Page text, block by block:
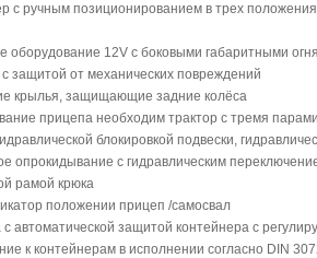
с ручным позиционированием в трех
оборудование 12V с боковыми габаритными
защитой от механических повреждений
крылья, защищающие задние колёса
прицепа необходим трактор с тремя
блокировкой подвески,
опрокидывание с гидравлическим
рамой крюка
положении прицеп /самосвал
автоматической защитой контейнера с
к контейнерам в исполнении согласно DIN